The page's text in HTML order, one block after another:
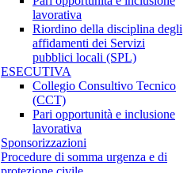
lavorativa
Riordino della disciplina degli
affidamenti dei Servizi
pubblici locali (SPL)
ESECUTIVA
Collegio Consultivo Tecnico
(CCT)
Pari opportunità e inclusione
lavorativa
Sponsorizzazioni
Procedure di somma urgenza e di